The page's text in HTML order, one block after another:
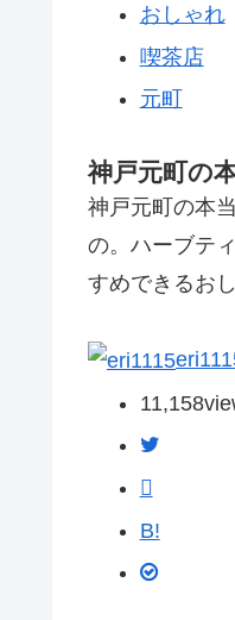
おしゃれ
喫茶店
元町
神戸元町の
神戸元町の本
の。ハーブテ
すめできるお
11,158
B!